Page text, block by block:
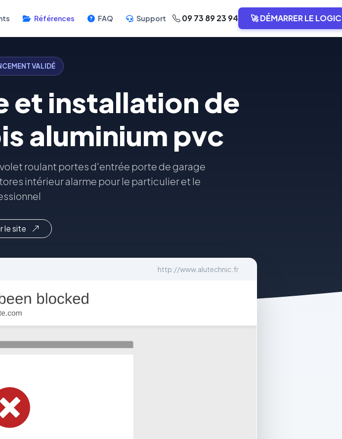
Références FAQ Support 09 73 89 23 94 🚀 DÉMARRER LE
VALIDÉ
et installation de
aluminium pvc
roulant portes d'entrée porte de garage
intérieur alarme pour le particulier et le
le site
http://www.alutechnic.fr